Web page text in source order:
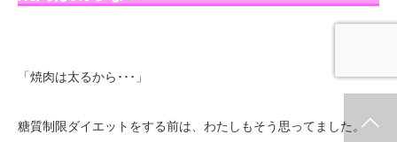
「焼肉は太るから･･･」
糖質制限ダイエットをする前は、わたしもそう思ってました。
ホーム 新着情報 シェア お問合せ